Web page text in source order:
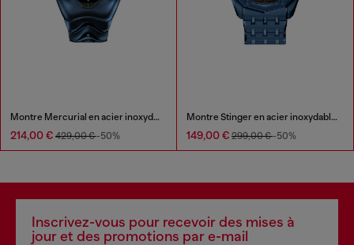
Montre Mercurial en acier inoxydable bleu
214,00 € 429,00 €-50%
Montre Stinger en acier inoxydable bleu
149,00 € 299,00 €-50%
Inscrivez-vous pour recevoir des mises à
jour et des promotions par e-mail